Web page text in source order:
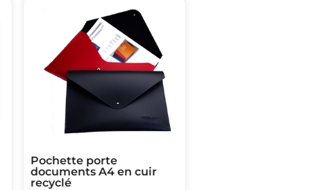
Pochette porte
documents A4 en cuir
recyclé